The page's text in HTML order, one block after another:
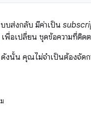
บส่งกลับ มีค่าเป็น
เพื่อเปลี่ยน ชุดข้อความที่ติด
ดังนั้น คุณไม่จำเป็นต้องจัดก